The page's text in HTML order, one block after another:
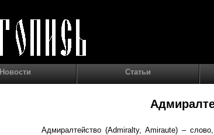
Новости Статьи
Адмиралтейство (Admiralty, Amiraute) –